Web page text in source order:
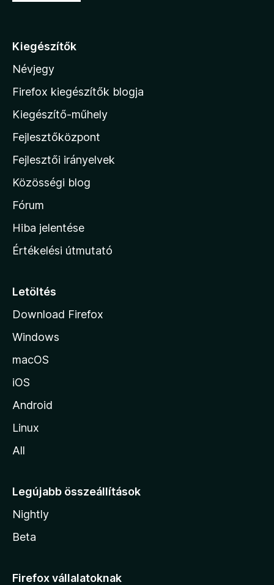
á
a
M
z
i
l
a
h
o
l
p
á
r
Kiegészítők
Névjegy
Firefox kiegészítők blogja
Kiegészítő-műhely
Fejlesztőközpont
Fejlesztői irányelvek
Közösségi blog
Fórum
Hiba jelentése
Értékelési útmutató
Letöltés
Download Firefox
Windows
macOS
iOS
Android
Linux
All
Legújabb összeállítások
Nightly
Beta
Firefox vállalatoknak